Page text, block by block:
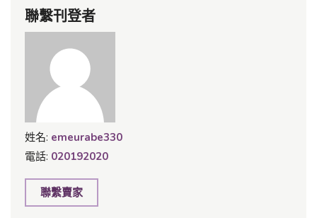
聯繫刊登者
姓名: emeurabe330
電話: 020192020
聯繫賣家